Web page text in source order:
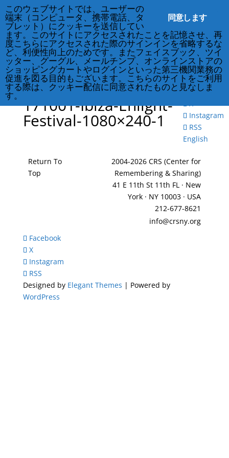
212-677-8621 info@crsny.org
Facebook
X
Instagram
RSS
Facebook
X
Instagram
RSS
English
171001-Ibiza-Enlight-
Festival-1080×240-1
Return To
Top
2004-2026 CRS (Center for
Remembering & Sharing)
41 E 11th St 11th FL · New
York · NY 10003 · USA
212-677-8621
info@crsny.org
Facebook
X
Instagram
RSS
Designed by Elegant Themes | Powered by
WordPress
同意します
このウェブサイトでは、ユーザーの
端末（コンピュータ、携帯電話、タ
ブレット）にクッキーを送信してい
ます。このサイトにアクセスされたことを記憶させ、再
度こちらにアクセスされた際のサインインを省略するな
ど、利便性向上のためです。またフェイスブック、ツイ
ッター、グーグル、メールチンプ、オンラインストアの
ショッピングカートやログインといった第三機関業務の
促進を図る目的もございます。こちらのサイトをご利用
する際は、クッキー配信に同意されたものと見なしま
す。